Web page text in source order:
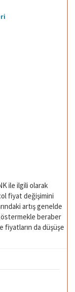
ile ilgili olarak
fiyat değişimini
artış genelde
beraber
fiyatların da düşüşe